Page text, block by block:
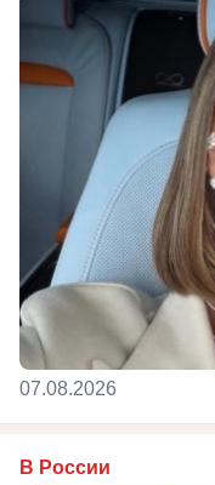
07.08.2026
В России